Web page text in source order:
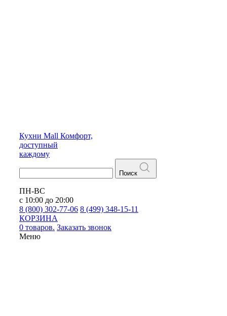
Кухни Mall Комфорт,
доступный
каждому
Поиск
ПН-ВС
с 10:00 до 20:00
8 (800) 302-77-06 8 (499) 348-15-11
КОРЗИНА
0 товаров. Заказать звонок
Меню